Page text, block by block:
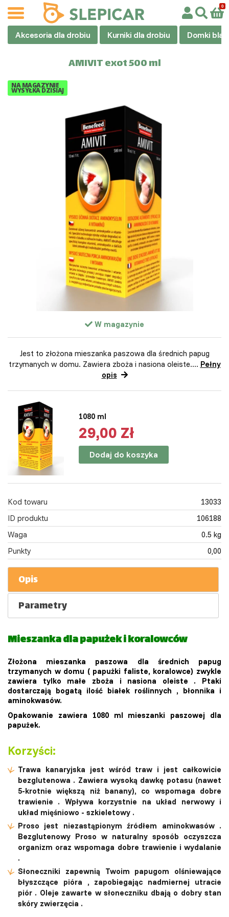
Akcesoria dla drobiu Kurniki dla drobiu Domki
AMIVIT exot 500 ml
NA MAGAZYNIE
WYSYŁKA DZISIAJ
W magazynie
Jest to złożona mieszanka paszowa dla średnich papug
trzymanych w domu. Zawiera zboża i nasiona oleiste.... Pełny
opis
1080 ml
29,00 Zł
Dodaj do koszyka
Kod towaru
13033
ID produktu
106188
Waga
0.5 kg
Punkty
0,00
Opis
Parametry
Mieszanka dla papużek i koralowców
Złożona mieszanka paszowa dla średnich papug
trzymanych w domu ( papużki faliste, koralowce) zwykle
zawiera tylko małe zboża i nasiona oleiste . Ptaki
dostarczają bogatą ilość białek roślinnych , błonnika i
aminokwasów.
Opakowanie zawiera 1080 ml mieszanki paszowej dla
papużek.
Korzyści:
Trawa kanaryjska jest wśród traw i jest całkowicie
bezglutenowa . Zawiera wysoką dawkę potasu (nawet
5-krotnie większą niż banany), co wspomaga dobre
trawienie . Wpływa korzystnie na układ nerwowyi
układ mięśniowo - szkieletowy .
Proso jest niezastąpionymźródłem aminokwasów.
Bezglutenowy Proso w naturalny sposób oczyszcza
organizm oraz wspomaga dobre trawienie iwydalanie
.
Słoneczniki zapewnią Twoim papugom olśniewające
błyszczące pióra , zapobiegając nadmiernej utracie
piór . Oleje zawarte w słoneczniku dbają o dobry stan
skóry zwierzęcia .